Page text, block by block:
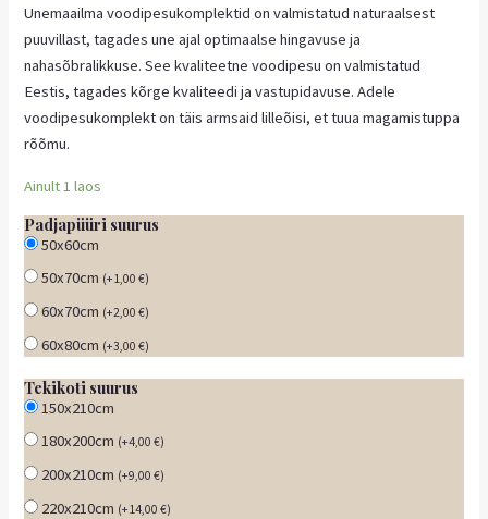
Unemaailma voodipesukomplektid on valmistatud naturaalsest
puuvillast, tagades une ajal optimaalse hingavuse ja
nahasõbralikkuse. See kvaliteetne voodipesu on valmistatud
Eestis, tagades kõrge kvaliteedi ja vastupidavuse. Adele
voodipesukomplekt on täis armsaid lilleõisi, et tuua magamistuppa
rõõmu.
Ainult 1 laos
Padjapüüri suurus
50x60cm
50x70cm (+1,00€)
60x70cm (+2,00€)
60x80cm (+3,00€)
Tekikoti suurus
150x210cm
180x200cm (+4,00€)
200x210cm (+9,00€)
220x210cm (+14,00€)